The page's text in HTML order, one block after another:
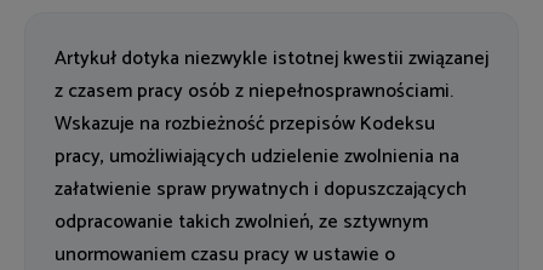
Artykuł dotyka niezwykle istotnej kwestii związanej
z czasem pracy osób z niepełnosprawnościami.
Wskazuje na rozbieżność przepisów Kodeksu
pracy, umożliwiających udzielenie zwolnienia na
załatwienie spraw prywatnych i dopuszczających
odpracowanie takich zwolnień, ze sztywnym
unormowaniem czasu pracy w ustawie o